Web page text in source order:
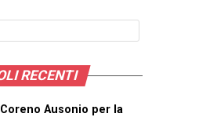
RECENTI
Ausonio per la